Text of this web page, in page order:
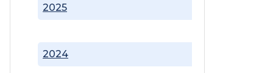
2024
2025